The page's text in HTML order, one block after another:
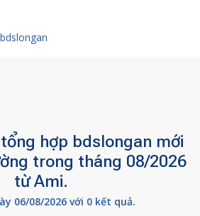
bdslongan
hợp bdslongan mới
trong tháng 08/2026
từ Ami.
06/08/2026 với 0 kết quả.